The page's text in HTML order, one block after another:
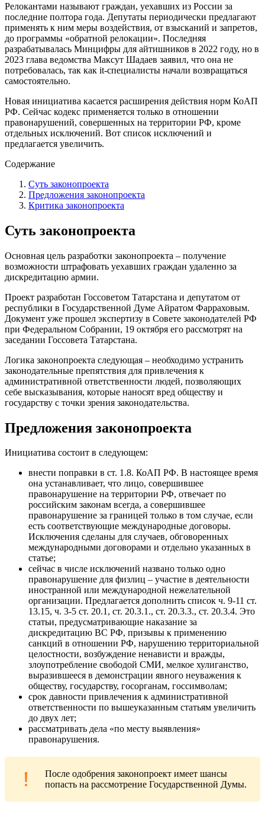
Релокантами называют граждан, уехавших из России за
последние полтора года. Депутаты периодически предлагают
применять к ним меры воздействия, от взысканий и запретов,
до программы «обратной релокации». Последняя
разрабатывалась Минцифры для айтишников в 2022 году, но в
2023 глава ведомства Максут Шадаев заявил, что она не
потребовалась, так как it-специалисты начали возвращаться
самостоятельно.
Новая инициатива касается расширения действия норм КоАП
РФ. Сейчас кодекс применяется только в отношении
правонарушений, совершенных на территории РФ, кроме
отдельных исключений. Вот список исключений и
предлагается увеличить.
Содержание
Суть законопроекта
Предложения законопроекта
Критика законопроекта
Суть законопроекта
Основная цель разработки законопроекта – получение
возможности штрафовать уехавших граждан удаленно за
дискредитацию армии.
Проект разработан Госсоветом Татарстана и депутатом от
республики в Государственной Думе Айратом Фарраховым.
Документ уже прошел экспертизу в Совете законодателей РФ
при Федеральном Собрании, 19 октября его рассмотрят на
заседании Госсовета Татарстана.
Логика законопроекта следующая – необходимо устранить
законодательные препятствия для привлечения к
административной ответственности людей, позволяющих
себе высказывания, которые наносят вред обществу и
государству с точки зрения законодательства.
Предложения законопроекта
Инициатива состоит в следующем:
внести поправки в ст. 1.8. КоАП РФ. В настоящее время
она устанавливает, что лицо, совершившее
правонарушение на территории РФ, отвечает по
российским законам всегда, а совершившее
правонарушение за границей только в том случае, если
есть соответствующие международные договоры.
Исключения сделаны для случаев, обговоренных
международными договорами и отдельно указанных в
статье;
сейчас в числе исключений названо только одно
правонарушение для физлиц – участие в деятельности
иностранной или международной нежелательной
организации. Предлагается дополнить список ч. 9-11 ст.
13.15, ч. 3-5 ст. 20.1, ст. 20.3.1., ст. 20.3.3., ст. 20.3.4. Это
статьи, предусматривающие наказание за
дискредитацию ВС РФ, призывы к применению
санкций в отношении РФ, нарушению территориальной
целостности, возбуждение ненависти и вражды,
злоупотребление свободой СМИ, мелкое хулиганство,
выразившееся в демонстрации явного неуважения к
обществу, государству, госорганам, госсимволам;
срок давности привлечения к административной
ответственности по вышеуказанным статьям увеличить
до двух лет;
рассматривать дела «по месту выявления»
правонарушения.
После одобрения законопроект имеет шансы
попасть на рассмотрение Государственной Думы.